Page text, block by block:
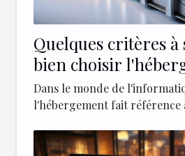
Quelques critères
bien choisir
votre site web
Dans le monde de
l'hébergement fait référence